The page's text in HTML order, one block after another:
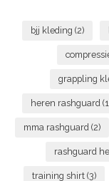
bjj kleding (2)
grappling
heren rashguard
mma rashguard (2)
rashguard
training shirt (3)